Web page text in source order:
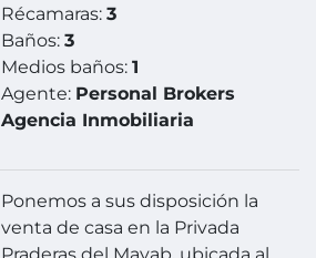
Récamaras:3
Baños:3
Medios baños:1
Agente: Personal Brokers
Agencia Inmobiliaria
Ponemos a sus disposición la
venta de casa en la Privada